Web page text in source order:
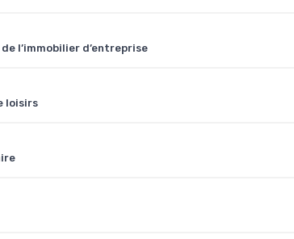
l’immobilier d’entreprise
loisirs